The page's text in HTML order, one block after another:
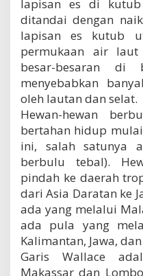
lapisan es di
ditandai dengan
lapisan es kutub
permukaan air
besar-besaran di
menyebabkan
oleh lautan dan selat.
Hewan-hewan
bertahan hidup
ini, salah satunya
berbulu tebal).
pindah ke daerah
dari Asia Daratan ke
ada yang melalui
ada pula yang
Kalimantan, Jawa,
Garis Wallace
Makassar dan